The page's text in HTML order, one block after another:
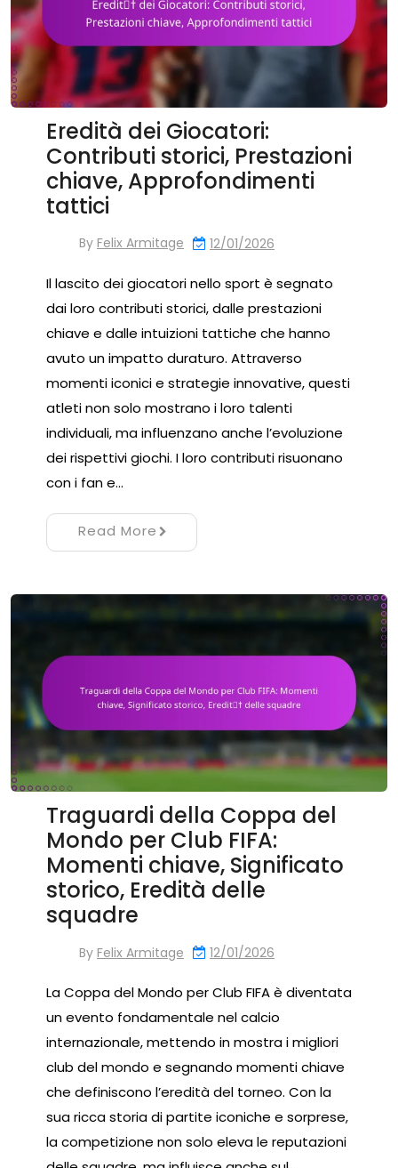
Eredità dei Giocatori:
Contributi storici, Prestazioni
chiave, Approfondimenti
tattici
By Felix Armitage 12/01/2026
Il lascito dei giocatori nello sport è segnato
dai loro contributi storici, dalle prestazioni
chiave e dalle intuizioni tattiche che hanno
avuto un impatto duraturo. Attraverso
momenti iconici e strategie innovative, questi
atleti non solo mostrano i loro talenti
individuali, ma influenzano anche l’evoluzione
dei rispettivi giochi. I loro contributi risuonano
con i fan e…
Read More
Traguardi della Coppa del
Mondo per Club FIFA:
Momenti chiave, Significato
storico, Eredità delle
squadre
By Felix Armitage 12/01/2026
La Coppa del Mondo per Club FIFA è diventata
un evento fondamentale nel calcio
internazionale, mettendo in mostra i migliori
club del mondo e segnando momenti chiave
che definiscono l’eredità del torneo. Con la
sua ricca storia di partite iconiche e sorprese,
la competizione non solo eleva le reputazioni